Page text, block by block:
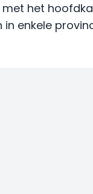
het
enkele